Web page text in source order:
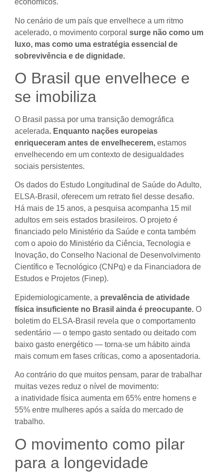
econômicos.
No cenário de um país que envelhece a um ritmo
acelerado, o movimento corporal surge não como um
luxo, mas como uma estratégia essencial de
sobrevivência e de dignidade.
O Brasil que envelhece e
se imobiliza
O Brasil passa por uma transição demográfica
acelerada. Enquanto nações europeias
enriqueceram antes de envelhecerem, estamos
envelhecendo em um contexto de desigualdades
sociais persistentes.
Os dados do Estudo Longitudinal de Saúde do Adulto,
ELSA-Brasil, oferecem um retrato fiel desse desafio.
Há mais de 15 anos, a pesquisa acompanha 15 mil
adultos em seis estados brasileiros. O projeto é
financiado pelo Ministério da Saúde e conta também
com o apoio do Ministério da Ciência, Tecnologia e
Inovação, do Conselho Nacional de Desenvolvimento
Científico e Tecnológico (CNPq) e da Financiadora de
Estudos e Projetos (Finep).
Epidemiologicamente, a prevalência de atividade
física insuficiente no Brasil ainda é preocupante. O
boletim do ELSA-Brasil revela que o comportamento
sedentário — o tempo gasto sentado ou deitado com
baixo gasto energético — torna-se um hábito ainda
mais comum em fases críticas, como a aposentadoria.
Ao contrário do que muitos pensam, parar de trabalhar
muitas vezes reduz o nível de movimento:
a inatividade física aumenta em 65% entre homens e
55% entre mulheres após a saída do mercado de
trabalho.
O movimento como pilar
para a longevidade